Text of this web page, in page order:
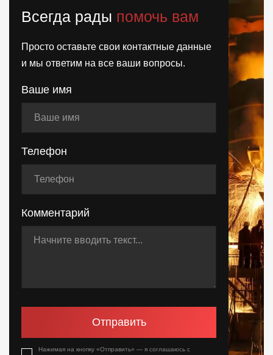
Всегда рады помочь вам
Просто оставьте свои контактные данные
и мы ответим на все ваши вопросы.
Ваше имя
Телефон
Комментарий
Отправить
Нажимая на кнопку «Отправить» — я соглашаюсь с